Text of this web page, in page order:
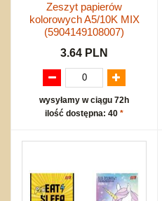
Zeszyt papierów
kolorowych A5/10K MIX
(5904149108007)
3.64 PLN
wysyłamy w ciągu 72h
ilość dostępna: 40 *